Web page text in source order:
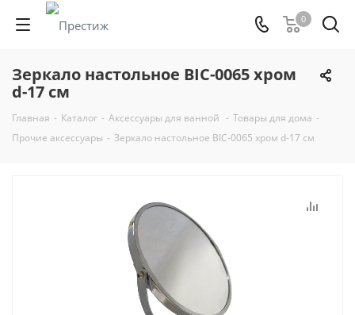
0
Зеркало настольное BIC-0065 хром
d-17 см
Главная - Каталог - Аксессуары для ванной - Товары для дома -
Прочие аксессуары - Зеркало настольное BIC-0065 хром d-17 см